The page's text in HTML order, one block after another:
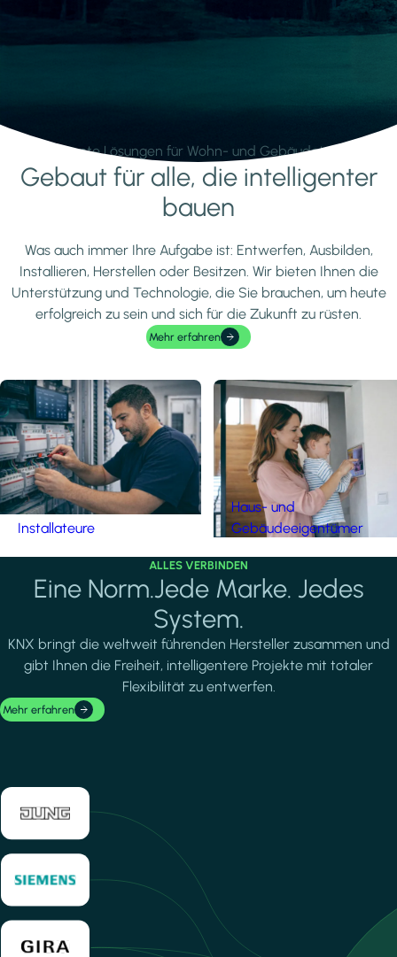
Intelligente Lösungen für Wohn- und Gebäudetechnik.
Mehr erfahren
Gebaut für alle, die intelligenter
bauen
Was auch immer Ihre Aufgabe ist: Entwerfen, Ausbilden,
Installieren, Herstellen oder Besitzen. Wir bieten Ihnen die
Unterstützung und Technologie, die Sie brauchen, um heute
erfolgreich zu sein und sich für die Zukunft zu rüsten.
Mehr erfahren
Installateure
Haus- und
Gebäudeeigentümer
ALLES VERBINDEN
Eine Norm.Jede Marke. Jedes
System.
KNX bringt die weltweit führenden Hersteller zusammen und
gibt Ihnen die Freiheit, intelligentere Projekte mit totaler
Flexibilität zu entwerfen.
Mehr erfahren